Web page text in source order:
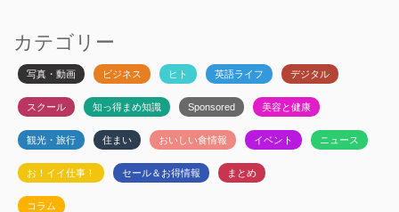
カテゴリー
写真・動画 ビジネス ヒト 英語ライフ デジタル
スクール 知っ得まめ知識 Sponsored 美容と健康
観光・旅行 住まい おいしい食情報 イベント ニュース
お！イイ仕事！ セール＆お得情報 まとめ
コラム